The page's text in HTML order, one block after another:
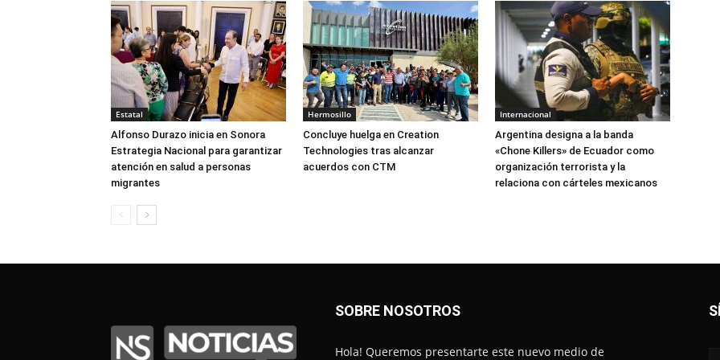
Estatal
Alfonso Durazo inicia en Sonora
Estrategia Nacional para garantizar
atención en salud a personas
migrantes
Hermosillo
Concluye huelga en Creation
Technologies tras alcanzar
acuerdos con CTM
Internacional
Argentina designa a la banda
«Chone Killers» de Ecuador como
organización terrorista y la
relaciona con cárteles mexicanos
SOBRE NOSOTROS
Hola! Queremos presentarte este nuevo medio de